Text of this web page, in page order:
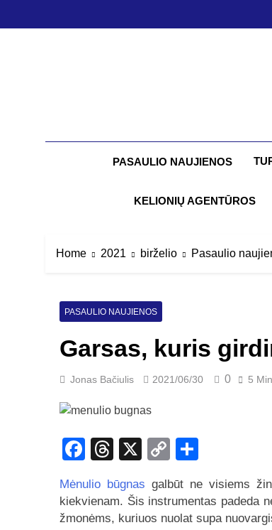
PASAULIO NAUJIENOS
KELIONIŲ AGENTŪROS
Home 2021 birželio Pasaulio
PASAULIO NAUJIENOS
Garsas, kuris
Jonas Bačiulis 2021/06/30 0 5
Facebook
Threads
X
Copy
Mėnulio būgnas galbūt ne visiems
kiekvienam. Šis instrumentas padeda
žmonėms, kuriuos nuolat supa